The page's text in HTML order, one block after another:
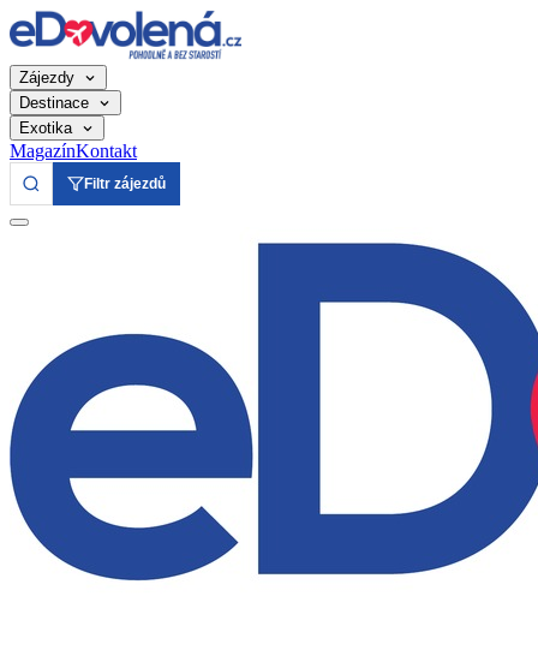
Zájezdy
Destinace
Exotika
MagazínKontakt
Filtr zájezdů